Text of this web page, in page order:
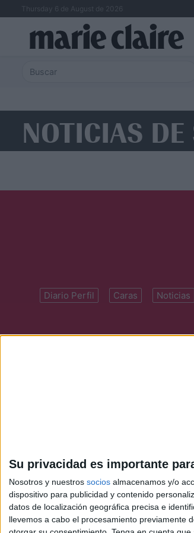
Su privacidad es importante
Nosotros y nuestros socios almacenamos y/o
dispositivo para publicidad y contenido
datos de localización geográfica precisa e
llevemos a cabo el procesamiento previamente
Thursday 6 de August de 2026
NOTICIAS
Diario Perfil Caras Noticias